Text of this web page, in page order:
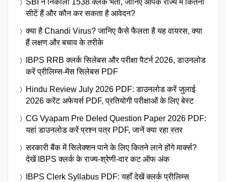
SBI ने निकाली 1538 क्लर्क भर्ती, जानिए आपके राज्य में कितनी
सीटें हैं और कौन कर सकता है आवेदन?
क्या है Chandi Virus? जानिए कैसे फैलता है यह वायरस, क्या
हैं लक्षण और बचाव के तरीके
IBPS RRB क्लर्क सिलेबस और परीक्षा पैटर्न 2026, डाउनलोड
करें प्रीलिम्स-मेंस सिलेबस PDF
Hindu Review July 2026 PDF: डाउनलोड करें जुलाई
2026 करेंट अफेयर्स PDF, प्रतियोगी परीक्षाओं के लिए बेस्ट
CG Vyapam Pre Deled Question Paper 2026 PDF:
यहां डाउनलोड करें प्रश्न पत्र PDF, जानें क्या रहा स्तर
सरकारी बैंक में सिलेक्शन पाने के लिए कितने लाने होंगे मार्क्स?
देखें IBPS क्लर्क के राज्य-श्रेणी-वार कट ऑफ अंक
IBPS Clerk Syllabus PDF: यहाँ देखें क्लर्क प्रीलिम्स